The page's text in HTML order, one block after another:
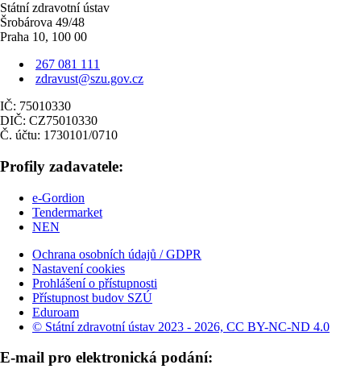
Státní zdravotní ústav
Šrobárova 49/48
Praha 10, 100 00
267 081 111
zdravust@szu.gov.cz
IČ: 75010330
DIČ: CZ75010330
Č. účtu: 1730101/0710
Profily zadavatele:
e-Gordion
Tendermarket
NEN
Ochrana osobních údajů / GDPR
Nastavení cookies
Prohlášení o přístupnosti
Přístupnost budov SZÚ
Eduroam
© Státní zdravotní ústav 2023 - 2026, CC BY-NC-ND 4.0
E-mail pro elektronická podání: